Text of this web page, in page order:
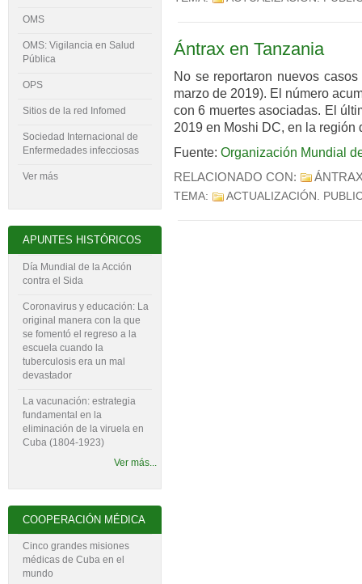
Ántrax en Tanzania
No se reportaron nuevos
marzo de 2019). El número
con 6 muertes asociadas. El
2019 en Moshi DC, en la región
Fuente: Organización Mundial
RELACIONADO CON:
TEMA: ACTUALIZACIÓN .
OMS
OMS: Vigilancia en Salud
Pública
OPS
Sitios de la red Infomed
Sociedad Internacional de
Enfermedades infecciosas
Ver más
APUNTES HISTÓRICOS
Día Mundial de la Acción
contra el Sida
Coronavirus y educación: La
original manera con la que
se fomentó el regreso a la
escuela cuando la
tuberculosis era un mal
devastador
La vacunación: estrategia
fundamental en la
eliminación de la viruela en
Cuba (1804-‍1923)
Ver más...
COOPERACIÓN MÉDICA
Cinco grandes misiones
médicas de Cuba en el
mundo